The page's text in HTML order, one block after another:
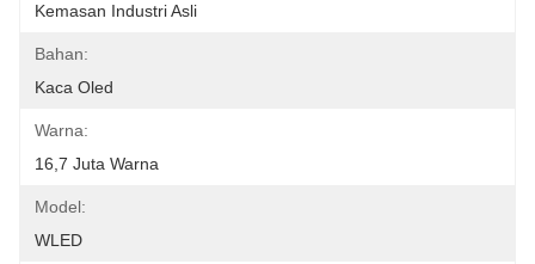
Kemasan Industri Asli
Bahan:
Kaca Oled
Warna:
16,7 Juta Warna
Model:
WLED